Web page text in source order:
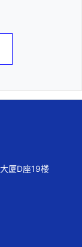
厦D座19楼